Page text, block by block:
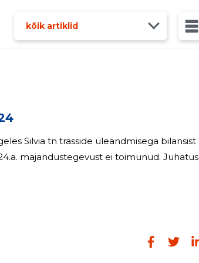
kõik artiklid
Silvia tn trasside üleandmisega bilansist
bilanssi. 2024.a. majandustegevust ei toimunud. Juhatus